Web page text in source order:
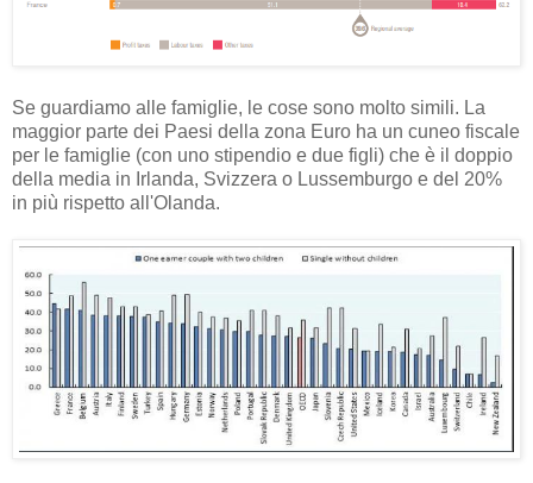
Se guardiamo alle famiglie, le cose sono molto simili. La
maggior parte dei Paesi della zona Euro ha un cuneo fiscale
per le famiglie (con uno stipendio e due figli) che è il doppio
della media in Irlanda, Svizzera o Lussemburgo e del 20%
in più rispetto all'Olanda.